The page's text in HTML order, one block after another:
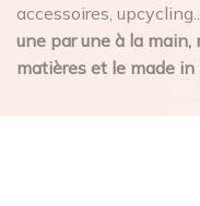
accessoires, upcycling...
une par une à la
matières et le made in